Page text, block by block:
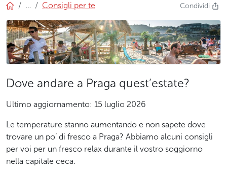
… Consigli per te Condividi
Dove andare a Praga quest’estate?
Ultimo aggiornamento: 15 luglio 2026
Le temperature stanno aumentando e non sapete dove
trovare un po’ di fresco a Praga? Abbiamo alcuni consigli
per voi per un fresco relax durante il vostro soggiorno
nella capitale ceca.